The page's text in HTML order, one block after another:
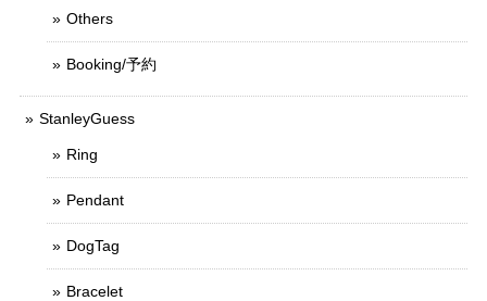
Others
Booking/予約
StanleyGuess
Ring
Pendant
DogTag
Bracelet